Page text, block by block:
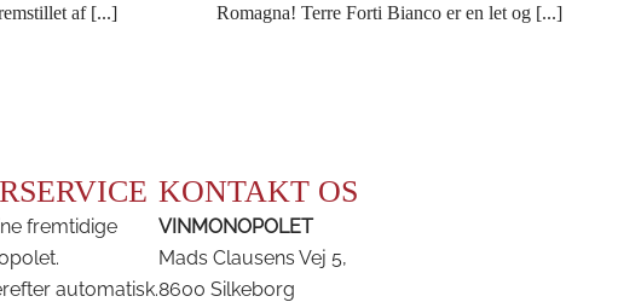
af [...]
Romagna! Terre Forti Bianco er en let og [...]
fremtidige
automatisk.
KONTAKT OS
VINMONOPOLET
Mads Clausens Vej 5,
8600 Silkeborg